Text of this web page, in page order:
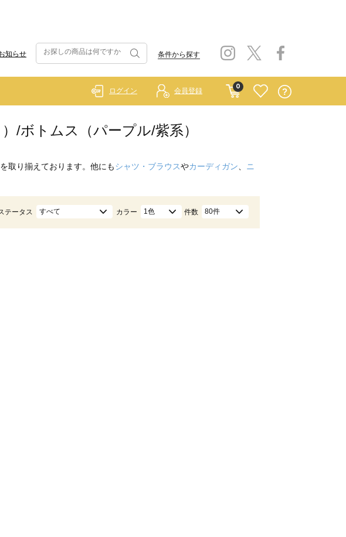
知らせ 条件から探す
0
ログイン 会員登録
/ボトムス（パープル/紫系）
取り揃えております。他にもシャツ・ブラウスやカーディガン
ニ
テータス すべて カラー 1色 件数 80件